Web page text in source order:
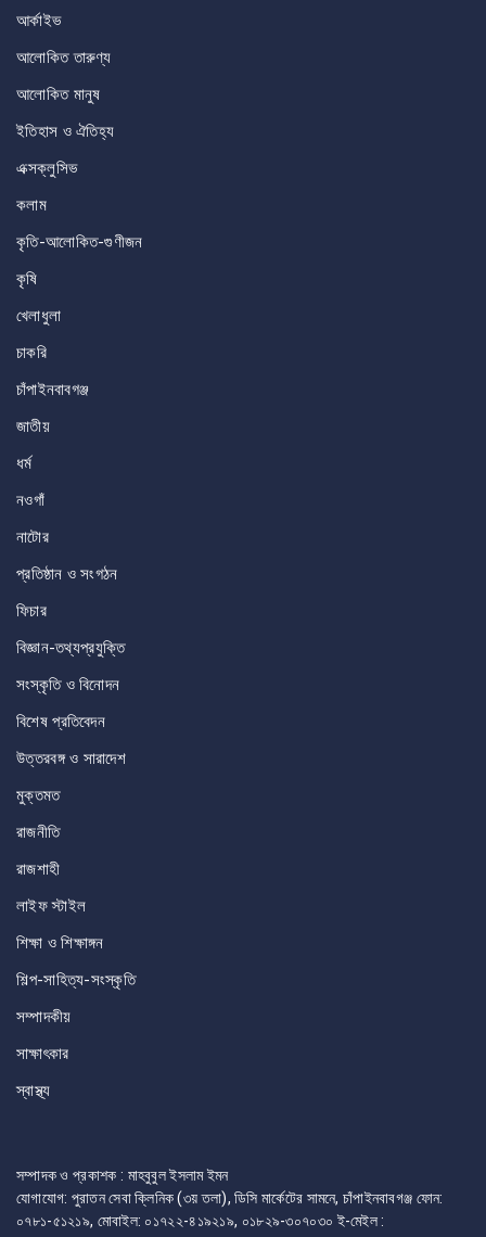
আর্কাইভ
আলোকিত তারুণ্য
আলোকিত মানুষ
ইতিহাস ও ঐতিহ্য
এক্সক্লুসিভ
কলাম
কৃতি-আলোকিত-গুণীজন
কৃষি
খেলাধুলা
চাকরি
চাঁপাইনবাবগঞ্জ
জাতীয়
ধর্ম
নওগাঁ
নাটোর
প্রতিষ্ঠান ও সংগঠন
ফিচার
বিজ্ঞান-তথ্যপ্রযুক্তি
সংস্কৃতি ও বিনোদন
বিশেষ প্রতিবেদন
উত্তরবঙ্গ ও সারাদেশ
মুক্তমত
রাজনীতি
রাজশাহী
লাইফ স্টাইল
শিক্ষা ও শিক্ষাঙ্গন
শিল্প-সাহিত্য-সংস্কৃতি
সম্পাদকীয়
সাক্ষাৎকার
স্বাস্থ্য
সম্পাদক ও প্রকাশক : মাহবুবুল ইসলাম ইমন
যোগাযোগ: পুরাতন সেবা ক্লিনিক (৩য় তলা), ডিসি মার্কেটের সামনে, চাঁপাইনবাবগঞ্জ ফোন:
০৭৮১-৫১২১৯, মোবাইল: ০১৭২২-৪১৯২১৯, ০১৮২৯-৩০৭০৩০ ই-মেইল :